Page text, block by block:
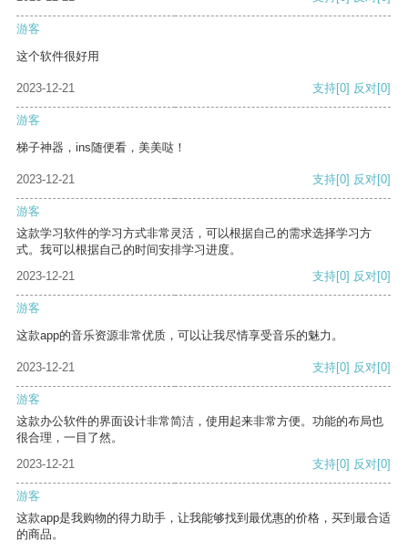
游客
这个软件很好用
2023-12-21 支持[0] 反对[0]
游客
梯子神器，ins随便看，美美哒！
2023-12-21 支持[0] 反对[0]
游客
这款学习软件的学习方式非常灵活，可以根据自己的需求选择学习方
式。我可以根据自己的时间安排学习进度。
2023-12-21
支持[0] 反对[0]
游客
这款app的音乐资源非常优质，可以让我尽情享受音乐的魅力。
2023-12-21 支持[0] 反对[0]
游客
这款办公软件的界面设计非常简洁，使用起来非常方便。功能的布局也
很合理，一目了然。
2023-12-21
支持[0] 反对[0]
游客
这款app是我购物的得力助手，让我能够找到最优惠的价格，买到最合适
的商品。